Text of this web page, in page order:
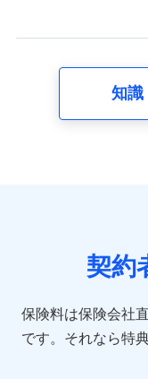
の内容、保険料
走行距離などの
険契約に関する
者の氏名、住所
報、建物の構造
齢などの情報な
【共同して利用す
知識
契約
保険料は保険会社
です。 それなら特